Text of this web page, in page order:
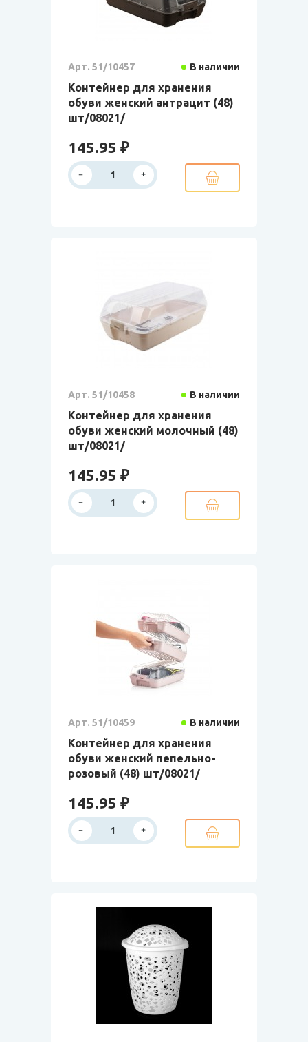
Арт. 51/10457 В наличии
Контейнер для хранения
обуви женский антрацит (48)
шт/08021/
145.95 ₽
Арт. 51/10458 В наличии
Контейнер для хранения
обуви женский молочный (48)
шт/08021/
145.95 ₽
Арт. 51/10459 В наличии
Контейнер для хранения
обуви женский пепельно-
розовый (48) шт/08021/
145.95 ₽